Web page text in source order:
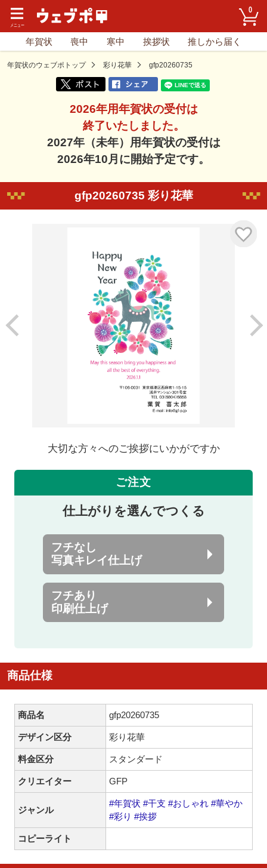
0
年賀状 喪中 寒中 挨拶状 推しから届く
年賀状のウェブポトップ 彩り花華 gfp20260735
2026年用年賀状の受付は
終了いたしました。
2027年（未年）用年賀状の受付は
2026年10月に開始予定です。
gfp20260735 彩り花華
大切な方々へのご挨拶にいかがですか
ご注文
仕上がりを選んでつくる
フチなし
写真キレイ仕上げ
フチあり
印刷仕上げ
商品仕様
商品名 gfp20260735
デザイン区分 彩り花華
料金区分 スタンダード
クリエイター GFP
ジャンル
#年賀状 #干支 #おしゃれ #華やか
#彩り #挨拶
コピーライト